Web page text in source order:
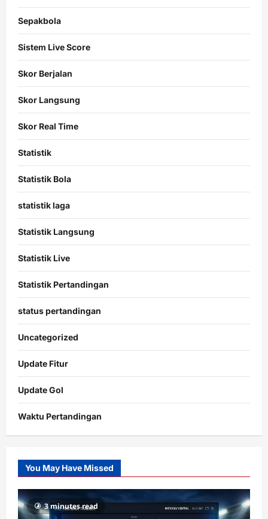
Sepakbola
Sistem Live Score
Skor Berjalan
Skor Langsung
Skor Real Time
Statistik
Statistik Bola
statistik laga
Statistik Langsung
Statistik Live
Statistik Pertandingan
status pertandingan
Uncategorized
Update Fitur
Update Gol
Waktu Pertandingan
Slot
Gacor
RTP
terupdate
You May Have Missed
3 minutes read